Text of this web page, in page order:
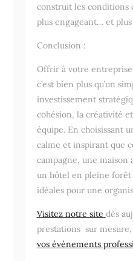
construit les conditions
plus engageant… et
Conclusion :
Offrir à votre
c’est bien plus qu’un
investissement
cohésion, la créativité
équipe. En choisissant
calme et inspirant que
campagne, une maison
un hôtel en pleine forêt
idéales pour une
Visitez notre site dès
prestations sur
vos événements